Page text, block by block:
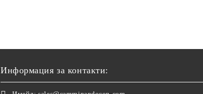
Информация за контакти: